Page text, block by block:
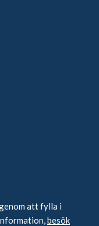
att fylla i
besök